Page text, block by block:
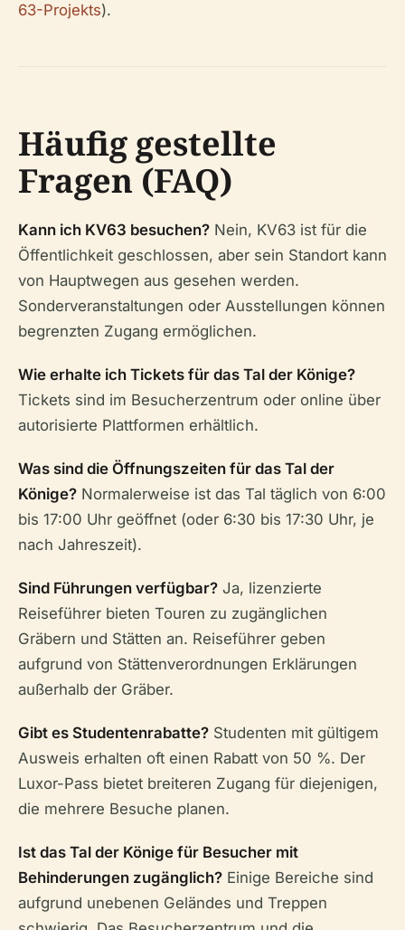
63-Projekts).
Häufig gestellte
Fragen (FAQ)
Kann ich KV63 besuchen? Nein, KV63 ist für die
Öffentlichkeit geschlossen, aber sein Standort kann
von Hauptwegen aus gesehen werden.
Sonderveranstaltungen oder Ausstellungen können
begrenzten Zugang ermöglichen.
Wie erhalte ich Tickets für das Tal der Könige?
Tickets sind im Besucherzentrum oder online über
autorisierte Plattformen erhältlich.
Was sind die Öffnungszeiten für das Tal der
Könige? Normalerweise ist das Tal täglich von 6:00
bis 17:00 Uhr geöffnet (oder 6:30 bis 17:30 Uhr, je
nach Jahreszeit).
Sind Führungen verfügbar? Ja, lizenzierte
Reiseführer bieten Touren zu zugänglichen
Gräbern und Stätten an. Reiseführer geben
aufgrund von Stättenverordnungen Erklärungen
außerhalb der Gräber.
Gibt es Studentenrabatte? Studenten mit gültigem
Ausweis erhalten oft einen Rabatt von 50 %. Der
Luxor-Pass bietet breiteren Zugang für diejenigen,
die mehrere Besuche planen.
Ist das Tal der Könige für Besucher mit
Behinderungen zugänglich? Einige Bereiche sind
aufgrund unebenen Geländes und Treppen